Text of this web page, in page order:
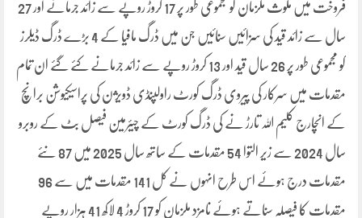
فروخت میں ملوث ملزمان کو مجموعی طور پر 17 کروڑ روپے سے زائد جرمانے اور 27
سال سے زائد قید کی سزائیں سنائیں جن میں ڈرگ مافیا کے 4 بڑے ڈرگ ڈیلرز
کو مجموعی طور پر 26 سال قید اور 13 کروڑ روپے سے زائد جرمانے کئے گئے ان تمام
مقدمات میں سرکار کی پیروی ڈرگ کورٹ راولپنڈی ڈویژن کی پراسیکیوشن برانچ
کے انچارج کلیم اللہ تارڑ نے کی ڈرگ کورٹ کے چیئرمین فیصل بٹ کے روبرو
سال 2024 سے زیر التوا 54 مقدمات کے ساتھ سال 2025 میں 87 نئے
مقدمات درج ہوئے اس طرح انہوں نے کل 141 مقدمات میں سے 96
مقدمات کا فیصلہ سناتے ہوئے نامزد ملزمان کو 17 کروڑ 4 لاکھ 41 ہزار روپے